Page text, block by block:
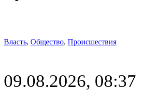
Власть, Общество, Происшествия
09.08.2026, 08:37